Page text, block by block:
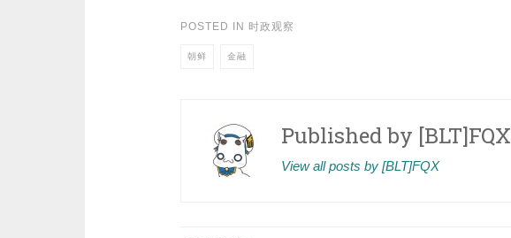
POSTED IN 时政观察
朝鲜 金融
Published by [BLT]FQX
View all posts by [BLT]FQX